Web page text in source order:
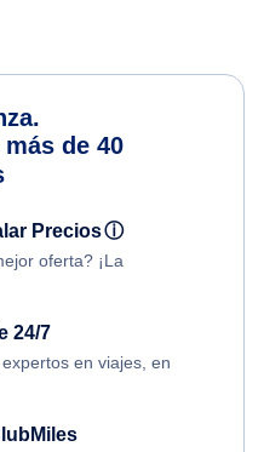
de 40
Preciosⓘ
oferta? ¡La
24/7
en viajes, en